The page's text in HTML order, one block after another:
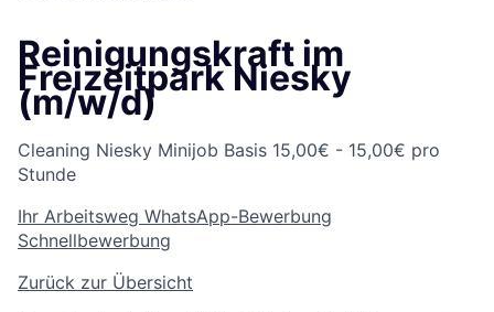
Reinigungskraft im
Freizeitpark Niesky
(m/w/d)
Cleaning Niesky Minijob Basis 15,00€ - 15,00€ pro
Stunde
Ihr Arbeitsweg WhatsApp-Bewerbung
Schnellbewerbung
Zurück zur Übersicht